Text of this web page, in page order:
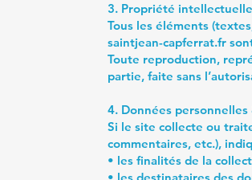
3. Propriété intellectuelle
Tous les éléments
saintjean-capferrat.fr
Toute reproduction,
partie, faite sans
4. Données personnelles
Si le site collecte ou
commentaires, etc.),
• les finalités de la